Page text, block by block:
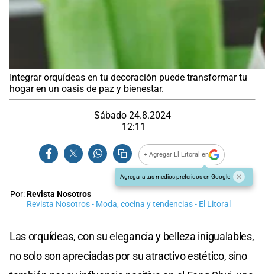
Integrar orquídeas en tu decoración puede transformar tu
hogar en un oasis de paz y bienestar.
Sábado 24.8.2024
12:11
+ Agregar El Litoral en
Agregar a tus medios preferidos en Google
Por:Revista Nosotros
Revista Nosotros - Moda, cocina y tendencias - El Litoral
Las orquídeas, con su elegancia y belleza inigualables,
no solo son apreciadas por su atractivo estético, sino